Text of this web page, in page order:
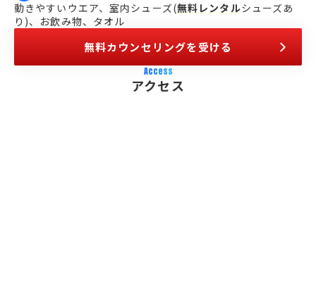
動きやすいウエア、室内シューズ(無料レンタルシューズあ
り)、お飲み物、タオル
無料カウンセリングを受ける
Access
アクセス